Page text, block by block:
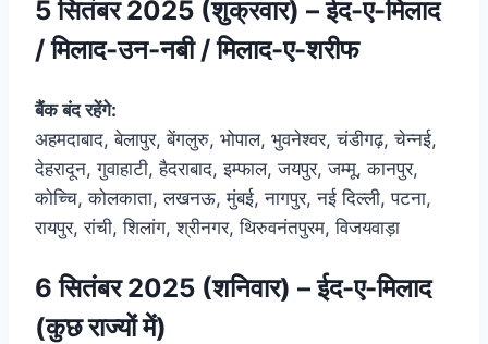
5 सितंबर 2025 (शुक्रवार) – ईद-ए-मिलाद
/ मिलाद-उन-नबी / मिलाद-ए-शरीफ
बैंक बंद रहेंगे:
अहमदाबाद, बेलापुर, बेंगलुरु, भोपाल, भुवनेश्वर, चंडीगढ़, चेन्नई,
देहरादून, गुवाहाटी, हैदराबाद, इम्फाल, जयपुर, जम्मू, कानपुर,
कोच्चि, कोलकाता, लखनऊ, मुंबई, नागपुर, नई दिल्ली, पटना,
रायपुर, रांची, शिलांग, श्रीनगर, थिरुवनंतपुरम, विजयवाड़ा
6 सितंबर 2025 (शनिवार) – ईद-ए-मिलाद
(कुछ राज्यों में)